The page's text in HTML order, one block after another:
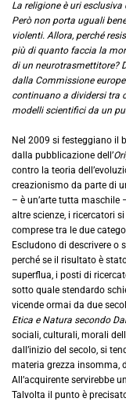
La religione è uri
Però non porta uguali
violenti. Allora, perché
più di quanto faccia la
di un neurotrasmettitore?
dalla Commissione
continuano a dividersi tra
modelli scientifici da un
Nel 2009 si festeggiano il
dalla pubblicazione dell’
contro la teoria
creazionismo da parte di
– è un’arte tutta maschile
altre scienze, i ricercatori
comprese tra le due
Escludono di descrivere o
perché se il risultato è
superflua, i posti di
sotto quale stendardo
vicende ormai da due
Etica e Natura secondo
sociali, culturali, morali
dall’inizio del secolo, si
materia grezza insomma,
All’acquirente servirebbe
Talvolta il punto è